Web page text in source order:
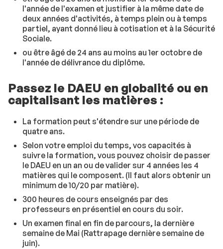
l'année de l'examen et justifier à la même date de
deux années d'activités, à temps plein ou à temps
partiel, ayant donné lieu à cotisation et à la Sécurité
Sociale.
ou être âgé de 24 ans au moins au 1er octobre de
l'année de délivrance du diplôme.
Passez le DAEU en globalité ou en
capitalisant les matières :
La formation peut s'étendre sur une période de
quatre ans.
Selon votre emploi du temps, vos capacités à
suivre la formation, vous pouvez choisir de passer
le DAEU en un an ou de valider sur 4 années les 4
matières qui le composent. (Il faut alors obtenir un
minimum de 10/20 par matière).
300 heures de cours enseignés par des
professeurs en présentiel en cours du soir.
Un examen final en fin de parcours, la dernière
semaine de Mai (Rattrapage dernière semaine de
juin).